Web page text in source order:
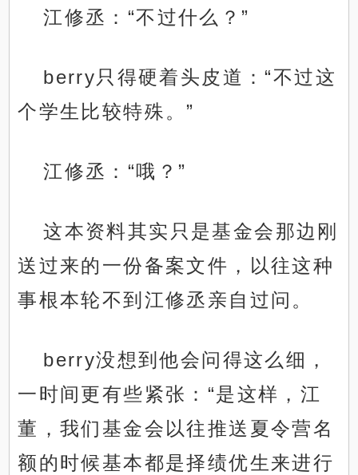
江修丞：“不过什么？”
berry只得硬着头皮道：“不过这
个学生比较特殊。”
江修丞：“哦？”
这本资料其实只是基金会那边刚
送过来的一份备案文件，以往这种
事根本轮不到江修丞亲自过问。
berry没想到他会问得这么细，
一时间更有些紧张：“是这样，江
董，我们基金会以往推送夏令营名
额的时候基本都是择绩优生来进行